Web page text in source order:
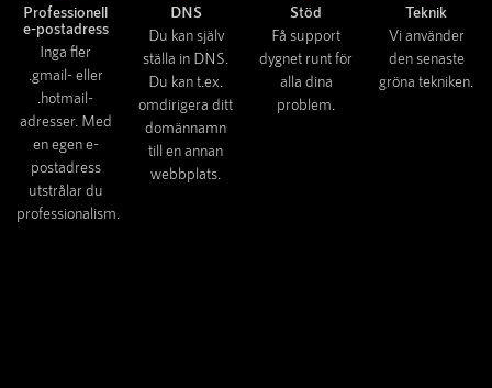
Professionell
e-postadress
Inga fler
.gmail- eller
.hotmail-
adresser. Med
en egen e-
postadress
utstrålar du
professionalism.
DNS
Du kan själv
ställa in DNS.
Du kan t.ex.
omdirigera ditt
domännamn
till en annan
webbplats.
Stöd
Få support
dygnet runt för
alla dina
problem.
Teknik
Vi använder
den senaste
gröna tekniken.